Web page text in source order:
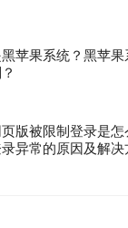
苹果系统？黑苹
版被限制登录是
异常的原因及解决